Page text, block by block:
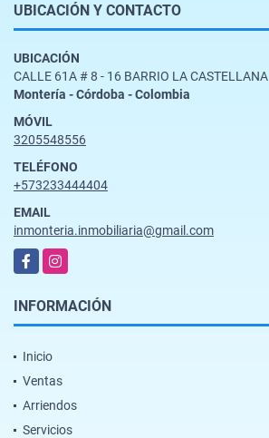
UBICACIÓN Y CONTACTO
UBICACIÓN
CALLE 61A # 8 - 16 BARRIO LA CASTELLANA
Montería - Córdoba - Colombia
MÓVIL
3205548556
TELÉFONO
+573233444404
EMAIL
inmonteria.inmobiliaria@gmail.com
FacebookInstagram
INFORMACIÓN
Inicio
Ventas
Arriendos
Servicios